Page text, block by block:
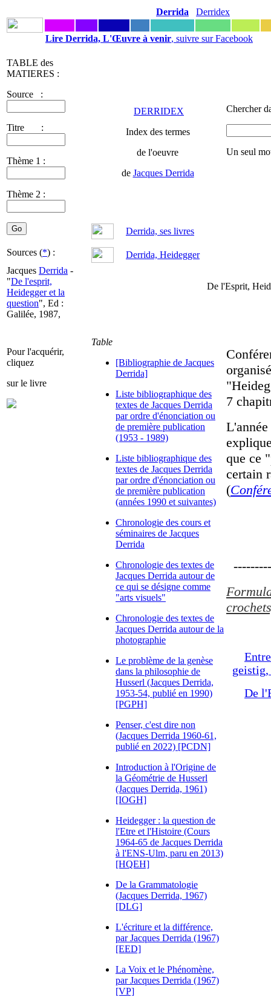
Derrida Derridex
Lire Derrida, L'Œuvre à venir, suivre sur Facebook
TABLE des
MATIERES :
Source :
Titre :
Thème 1 :
Thème 2 :
DERRIDEX
Index des termes
de l'oeuvre
de Jacques Derrida
Chercher
Un seul
Derrida, ses livres
Sources (*) :
Derrida, Heidegger
Jacques Derrida -
"De l'esprit,
Heidegger et la
question", Ed :
Galilée, 1987,
De l'Esprit,
Pour l'acquérir,
cliquez
sur le livre
Table
[Bibliographie de Jacques
Derrida]
Liste bibliographique des
textes de Jacques Derrida
par ordre d'énonciation ou
de première publication
(1953 - 1989)
Liste bibliographique des
textes de Jacques Derrida
par ordre d'énonciation ou
de première publication
(années 1990 et suivantes)
Chronologie des cours et
séminaires de Jacques
Derrida
Chronologie des textes de
Jacques Derrida autour de
ce qui se désigne comme
"arts visuels"
Chronologie des textes de
Jacques Derrida autour de la
photographie
Le problème de la genèse
dans la philosophie de
Husserl (Jacques Derrida,
1953-54, publié en 1990)
[PGPH]
Penser, c'est dire non
(Jacques Derrida 1960-61,
publié en 2022) [PCDN]
Introduction à l'Origine de
la Géométrie de Husserl
(Jacques Derrida, 1961)
[IOGH]
Heidegger : la question de
l'Etre et l'Histoire (Cours
1964-65 de Jacques Derrida
à l'ENS-Ulm, paru en 2013)
[HQEH]
De la Grammatologie
(Jacques Derrida, 1967)
[DLG]
L'écriture et la différence,
par Jacques Derrida (1967)
[EED]
La Voix et le Phénomène,
par Jacques Derrida (1967)
[VP]
7
que ce
certain
(
De